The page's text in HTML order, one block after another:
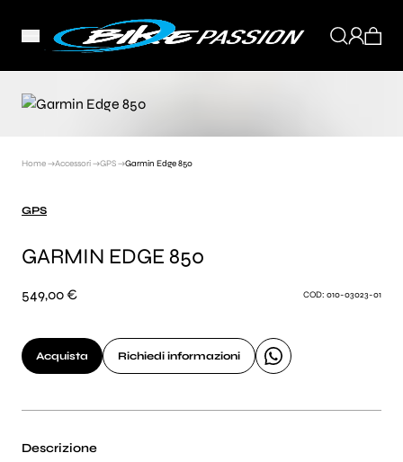
Home →Accessori →GPS →Garmin Edge 850
GPS
GARMIN EDGE 850
549,00 € COD: 010-03023-01
Acquista Richiedi informazioni
Descrizione